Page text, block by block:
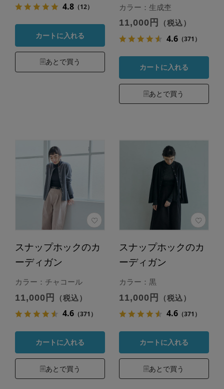
4.8（12）
カートに入れる
あとで買う
カラー：生成杢
11,000円 （税込）
4.6（371）
カートに入れる
あとで買う
スナップホックのカ
ーディガン
カラー：チャコール
11,000円 （税込）
4.6（371）
カートに入れる
あとで買う
スナップホックのカ
ーディガン
カラー：黒
11,000円 （税込）
4.6（371）
カートに入れる
あとで買う